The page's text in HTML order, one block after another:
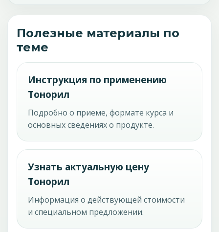
Полезные материалы по
теме
Инструкция по применению
Тонорил
Подробно о приеме, формате курса и
основных сведениях о продукте.
Узнать актуальную цену
Тонорил
Информация о действующей стоимости
и специальном предложении.